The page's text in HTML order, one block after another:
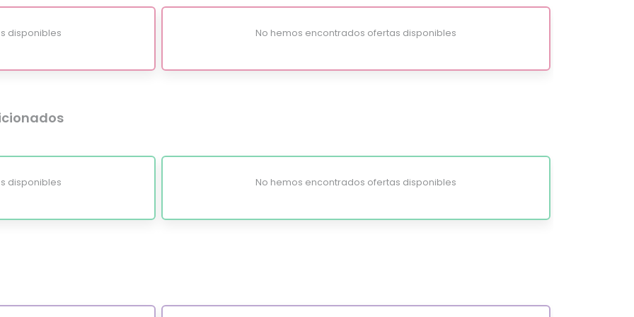
disponibles No hemos encontrados ofertas disponibles
disponibles No hemos encontrados ofertas disponibles